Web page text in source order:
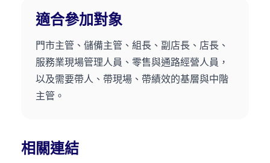
適合參加對象
門市主管、儲備主管、組長、副店長、店長、
服務業現場管理人員、零售與通路經營人員，
以及需要帶人、帶現場、帶績效的基層與中階
主管。
相關連結